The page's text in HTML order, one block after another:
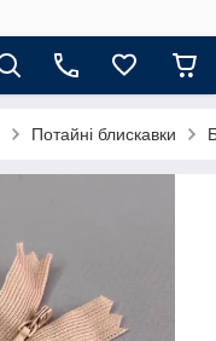
Потайні блискавки